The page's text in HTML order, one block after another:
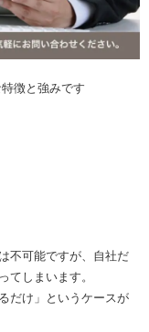
徴と強みです
不可能ですが、自社だ
てしまいます。
だけ」というケースが